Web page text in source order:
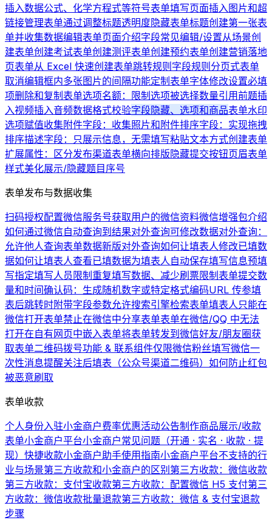
插入数据公式、化学方程式等符号表单填写页面插入图片和超
链接管理表单通过调整标题透明度隐藏表单标题创建第一张表
单并收集数据编辑表单页面介绍字段常见编辑/设置从场景创
建表单创建考试表单创建测评表单创建预约表单创建营销落地
页表单从 Excel 快速创建表单跳转规则字段规则分页式表单
取消编辑框内多张图片的间隔功能定制表单字体修改设置必填
项删除和复制表单选项名额：限制选项被选择数量引用前题插
入视频插入音频数据格式校验字段隐藏、选项和商品表单水印
选项赋值收集附件字段：收集照片和附件排序字段：实现拖拽
排序描述字段：只展示信息，无需填写粘贴文本方式创建表单
扩展属性：区分发布渠道表单横向排版隐藏提交按钮页眉表单
样式美化展示/隐藏题目序号
表单发布与数据收集
扫码授权配置微信服务号获取用户的微信资料微信增强包介绍
如何通过微信自动查询到结果对外查询可修改数据对外查询：
允许他人查询表单数据新版对外查询如何让填表人修改已填数
据如何让填表人查看已填数据为填表人自动保存填写信息预填
写指定填写人员限制重复填写数据、减少刷票限制表单提交数
量和时间确认码：生成随机数字或特定格式编码URL 传参填
表后跳转时附带字段参数允许搜索引擎检索表单填表人只能在
微信打开表单禁止在微信中分享表单表单在微信/QQ 中无法
打开在自有网页中嵌入表单将表单转发到微信好友/朋友圈获
取表单二维码拨号功能 & 联系组件仅限微信粉丝填写微信一
次性消息提醒关注后填表（公众号渠道二维码） 如何防止红包
被恶意刷取
表单收款
个人身份入驻小金商户费率优惠活动公告制作商品展示/收款
表单小金商户平台小金商户常见问题（开通 · 实名 · 收款 · 提
现） 快捷收款小金商户助手使用指南小金商户平台不支持的行
业与场景第三方收款和小金商户的区别第三方收款：微信收款
第三方收款：支付宝收款第三方收款：配置微信 H5 支付第三
方收款：微信收款批量退款第三方收款：微信 & 支付宝退款
步骤